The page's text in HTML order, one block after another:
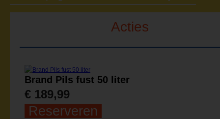
Acties
Brand Pils fust 50 liter
€ 189,99
Reserveren